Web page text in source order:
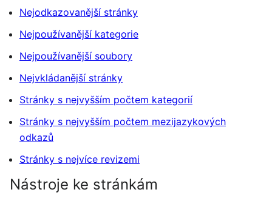
Nejodkazovanější stránky
Nejpoužívanější kategorie
Nejpoužívanější soubory
Nejvkládanější stránky
Stránky s nejvyšším počtem kategorií
Stránky s nejvyšším počtem mezijazykových
odkazů
Stránky s nejvíce revizemi
Nástroje ke stránkám